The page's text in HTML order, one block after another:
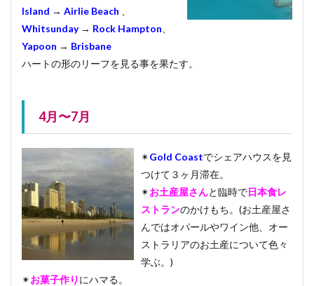
Island → Airlie Beach
Whitsunday→ Rock Hampton
Yapoon → Brisbane
ハートの形のリーフを見る事を果たす。
4月〜7月
✴︎Gold Coastでシェアハウスを見
つけて３ヶ月滞在。
✴︎お土産屋さんと臨時で日本食レ
ストランのかけもち。(お土産屋さ
んではオパールやワイン他、オー
ストラリアのお土産について色々
学ぶ。)
✴︎お菓子作り にハマる。